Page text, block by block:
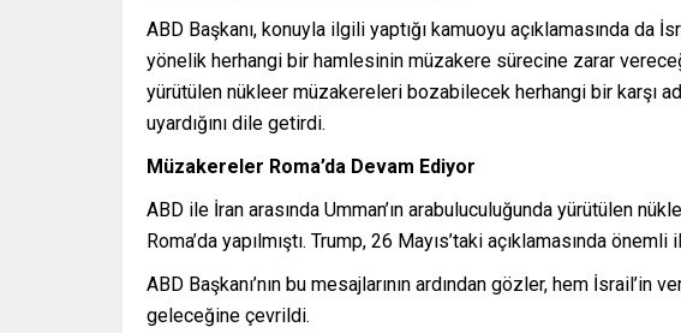
ABD Başkanı, konuyla ilgili yaptığı kamuoyu açıklamasında da
yönelik herhangi bir hamlesinin müzakere sürecine zarar
yürütülen nükleer müzakereleri bozabilecek herhangi bir karşı
uyardığını dile getirdi.
Müzakereler Roma’da Devam Ediyor
ABD ile İran arasında Umman’ın arabuluculuğunda yürütülen
Roma’da yapılmıştı. Trump, 26 Mayıs’taki açıklamasında
ABD Başkanı’nın bu mesajlarının ardından gözler, hem
geleceğine çevrildi.